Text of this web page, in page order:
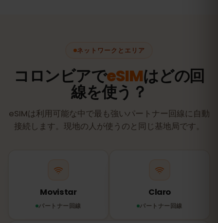
ネットワークとエリア
コロンビアでeSIMはどの回
線を使う？
eSIMは利用可能な中で最も強いパートナー回線に自動
接続します。現地の人が使うのと同じ基地局です。
Movistar
パートナー回線
Claro
パートナー回線